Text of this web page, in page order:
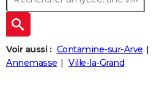
Forum
Aménagement intérieur
Extérieur
Cuisine
Salle de bains
Jardinage
Rangement
+WEEK-END
Guides de France
Escapades
Patrimoine
Expositions
Musées
Week-end nature
+
LIFESTYLE
Art de vivre
Bien-être
Loisirs
Mode
Modes de vie
+SANTE
Voir aussi : Contamine-sur-Arve
Annemasse
Ville-la-Grand